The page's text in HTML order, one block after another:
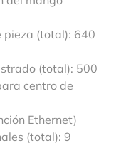
pieza (total): 640
(total): 500
centro de
Ethernet)
(total): 9